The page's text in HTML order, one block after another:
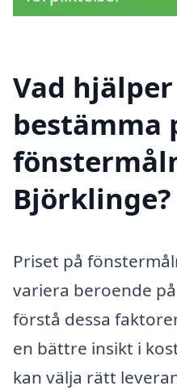
Vad
bestämma
Björklinge?
Priset på
variera beroende
förstå dessa
en bättre insikt i
kan välja rätt